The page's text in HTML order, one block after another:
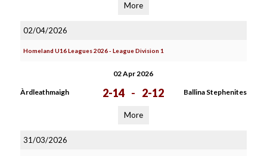
More
02/04/2026
Homeland U16 Leagues 2026 - League Division 1
02 Apr 2026
Àrdleathmaigh 2-14 - 2-12 Ballina Stephenites
More
31/03/2026